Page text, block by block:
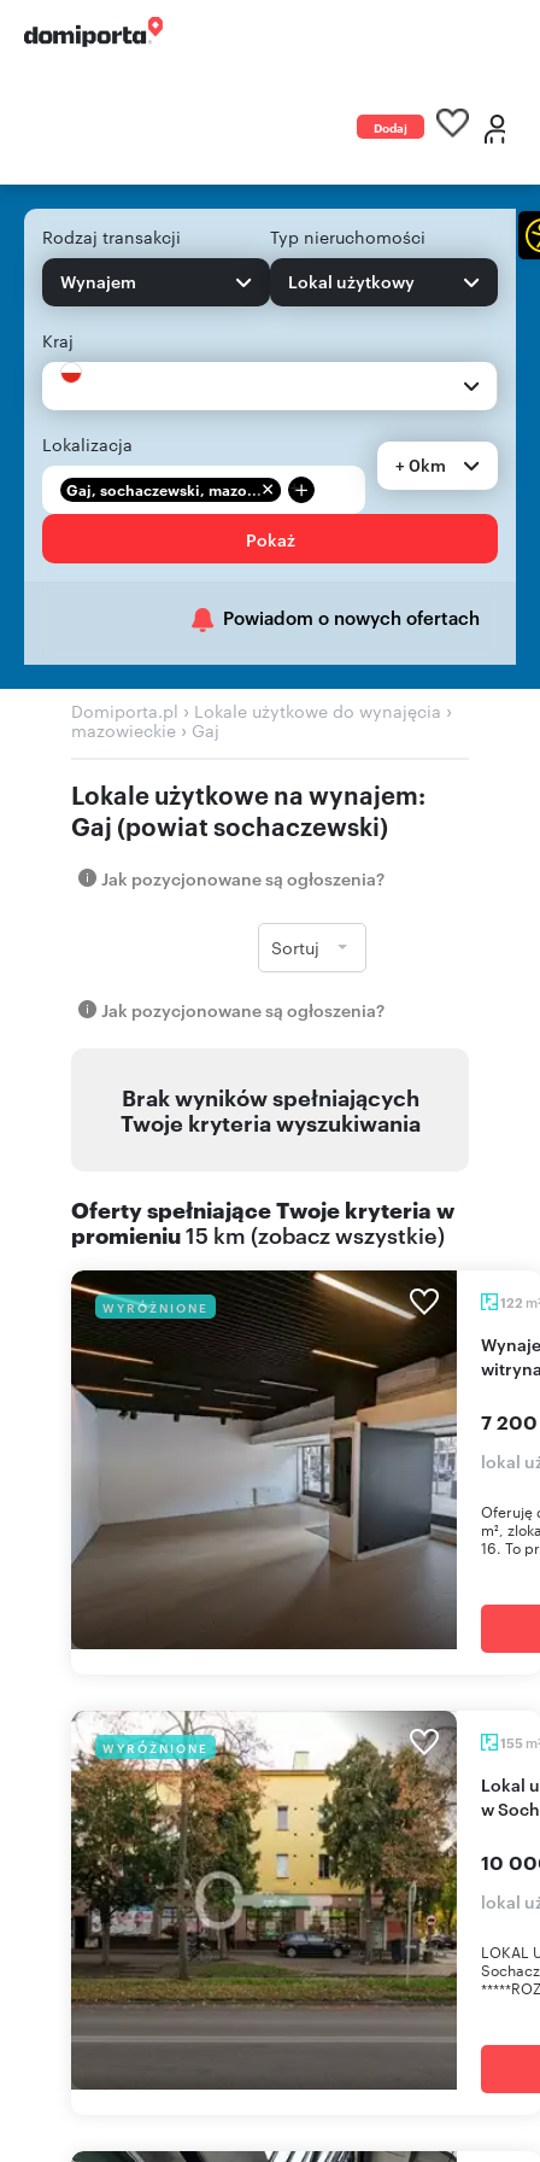
Dodaj
Rodzaj transakcji
Wynajem
Typ nieruchomości
Lokal użytkowy
Kraj
Lokalizacja
Gaj, sochaczewski, mazo... +
+ 0km
Pokaż
Powiadom o nowych ofertach
Domiporta.pl › Lokale użytkowe do wynajęcia ›
mazowieckie › Gaj
Lokale użytkowe na wynajem:
Gaj (powiat sochaczewski)
Jak pozycjonowane są ogłoszenia?
Sortuj
Jak pozycjonowane są ogłoszenia?
Brak wyników spełniających
Twoje kryteria wyszukiwania
Oferty spełniające Twoje kryteria w
promieniu15 km (zobacz wszystkie)
WYRÓŻNIONE 122 m
Wynajem lokalu 122 m² w centrum Żyrardowa z
7 200
lokal
Oferuję
m²,
16. To
WYRÓŻNIONE 155 m
Lokal użytkowy 155 m2 z witrynami i magazynem
w
10
lokal
LOKAL